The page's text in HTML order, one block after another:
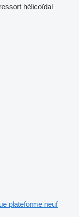
ressort hélicoïdal
plateforme neuf